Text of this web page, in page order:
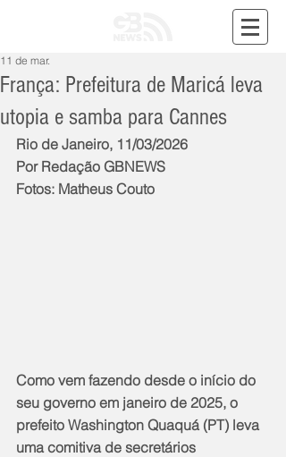
França: Prefeitura de Maricá leva
utopia e samba para Cannes
11 de mar.
Rio de Janeiro, 11/03/2026
Por Redação GBNEWS
Fotos: Matheus Couto
Como vem fazendo desde o início do
seu governo em janeiro de 2025, o
prefeito Washington Quaquá (PT) leva
uma comitiva de secretários